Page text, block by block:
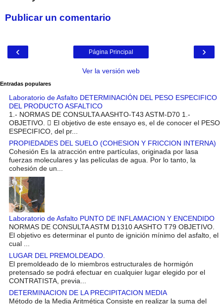
Publicar un comentario
‹ ›
Página Principal
Ver la versión web
Entradas populares
Laboratorio de Asfalto DETERMINACIÓN DEL PESO ESPECIFICO
DEL PRODUCTO ASFALTICO
1.- NORMAS DE CONSULTA AASHTO-T43 ASTM-D70 1.-
OBJETIVO.  El objetivo de este ensayo es, el de conocer el PESO
ESPECIFICO, del pr...
PROPIEDADES DEL SUELO (COHESION Y FRICCION INTERNA)
Cohesión Es la atracción entre partículas, originada por lasa
fuerzas moleculares y las películas de agua. Por lo tanto, la
cohesión de un...
Laboratorio de Asfalto PUNTO DE INFLAMACION Y ENCENDIDO
NORMAS DE CONSULTA ASTM D1310 AASHTO T79 OBJETIVO.
El objetivo es determinar el punto de ignición mínimo del asfalto, el
cual ...
LUGAR DEL PREMOLDEADO.
El premoldeado de lo miembros estructurales de hormigón
pretensado se podrá efectuar en cualquier lugar elegido por el
CONTRATISTA, previa...
DETERMINACION DE LA PRECIPITACION MEDIA
Método de la Media Aritmética Consiste en realizar la suma del